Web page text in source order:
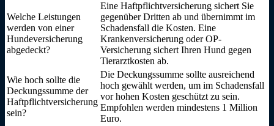
Welche Leistungen
werden von einer
Hundeversicherung
abgedeckt?
Eine Haftpflichtversicherung sichert Sie
gegenüber Dritten ab und übernimmt im
Schadensfall die Kosten. Eine
Krankenversicherung oder OP-
Versicherung sichert Ihren Hund gegen
Tierarztkosten ab.
Wie hoch sollte die
Deckungssumme der
Haftpflichtversicherung
sein?
Die Deckungssumme sollte ausreichend
hoch gewählt werden, um im Schadensfall
vor hohen Kosten geschützt zu sein.
Empfohlen werden mindestens 1 Million
Euro.